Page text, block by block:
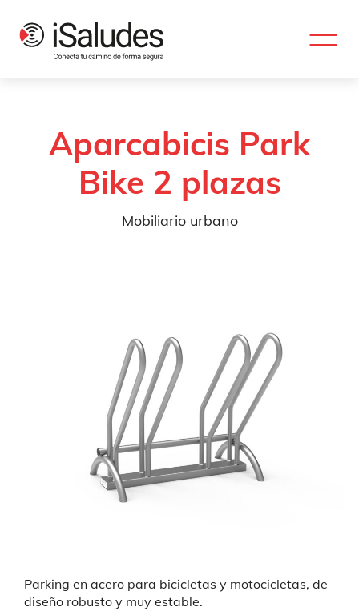
Aparcabicis Park
Bike 2 plazas
Mobiliario urbano
Parking en acero para bicicletas y motocicletas, de
diseño robusto y muy estable.